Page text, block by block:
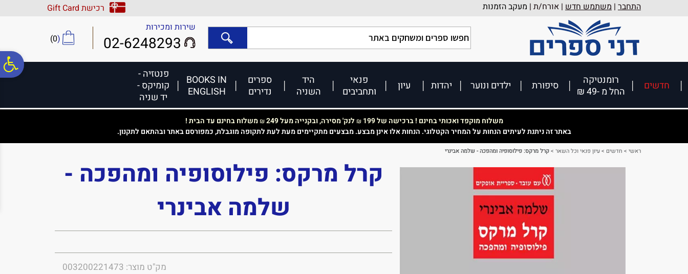
נגישות
אתר
המרכזי
התחבר | משתמש חדש | אורח/ת | מעקב הזמנות
רכישת Gift Card
שירות ומכירות
02-6248293
(
0
)
חדשים
רומנטיקה
החל מ -49 ₪
סיפורת ילדים ונוער יהדות עיון
פנאי
ותחביבים
היד
השניה
ספרים
נדירים
BOOKS IN
ENGLISH
פנטזיה -
קומיקס -
יד שניה
משלוח מוקפד ואכותי בחינם ! ברכישה של 199 ₪ לנק' מסירה, ובקנייה מעל 249 ₪משלוח בחינם עד הבית !
באתר זה ניתנת לעיתים הנחות על המחיר הקטלוגי. הנחות אלו אינן מבצע. מבצעים מתקיימים מעת לעת לתקופה מוגבלת, כמפורסם באתר ובהתאם לתקנון.
ראשי > חדשים >עיון פנאי וכל השאר >קרל מרקס: פילוסופיה ומהפכה - שלמה אבינרי
קרל מרקס: פילוסופיה ומהפכה -
שלמה אבינרי
מק"ט מוצר: 003200221473